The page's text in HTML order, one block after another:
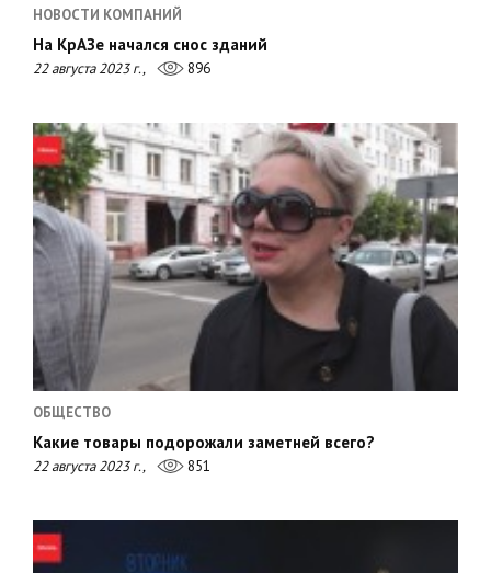
НОВОСТИ КОМПАНИЙ
На КрАЗе начался снос зданий
22 августа 2023 г., 896
ОБЩЕСТВО
Какие товары подорожали заметней всего?
22 августа 2023 г., 851